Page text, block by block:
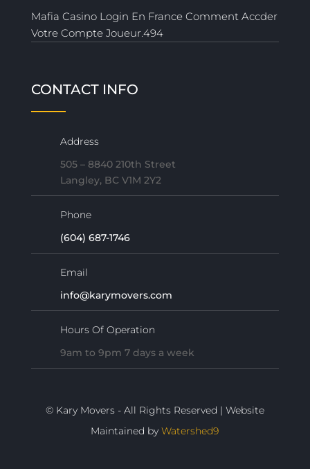
Mafia Casino Login En France Comment Accder
Votre Compte Joueur.494
CONTACT INFO
Address
505 – 8840 210th Street
Langley, BC V1M 2Y2
Phone
(604) 687-1746
Email
info@karymovers.com
Hours Of Operation
9am to 9pm 7 days a week
© Kary Movers - All Rights Reserved | Website
Maintained byWatershed9